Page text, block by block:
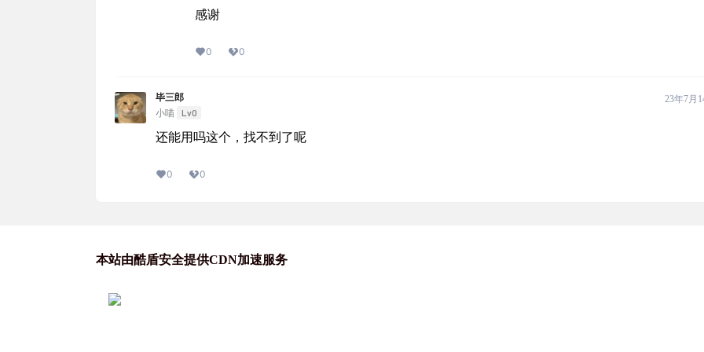
感谢
0 0
毕三郎
小喵
Lv0
23年7月
还能用吗这个，找不到了呢
0 0
本站由酷盾安全提供CDN加速服务